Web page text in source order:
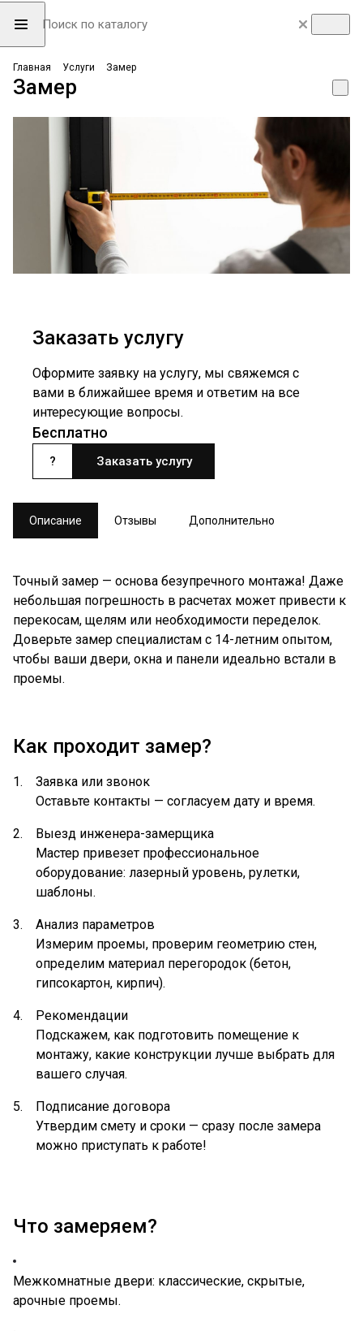
Главная Услуги Замер
Замер
Заказать услугу
Оформите заявку на услугу, мы свяжемся с
вами в ближайшее время и ответим на все
интересующие вопросы.
Бесплатно
? Заказать услугу
Описание Отзывы Дополнительно
Точный замер — основа безупречного монтажа! Даже
небольшая погрешность в расчетах может привести к
перекосам, щелям или необходимости переделок.
Доверьте замер специалистам с 14-летним опытом,
чтобы ваши двери, окна и панели идеально встали в
проемы.
Как проходит замер?
Заявка или звонок
Оставьте контакты — согласуем дату и время.
Выезд инженера-замерщика
Мастер привезет профессиональное
оборудование: лазерный уровень, рулетки,
шаблоны.
Анализ параметров
Измерим проемы, проверим геометрию стен,
определим материал перегородок (бетон,
гипсокартон, кирпич).
Рекомендации
Подскажем, как подготовить помещение к
монтажу, какие конструкции лучше выбрать для
вашего случая.
Подписание договора
Утвердим смету и сроки — сразу после замера
можно приступать к работе!
Что замеряем?
Межкомнатные двери: классические, скрытые,
арочные проемы.